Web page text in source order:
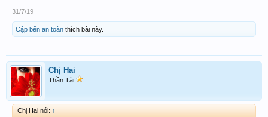
31/7/19
Cập bến an toàn thích bài này.
Chị Hai
Thần Tài
Chị Hai nói: ↑